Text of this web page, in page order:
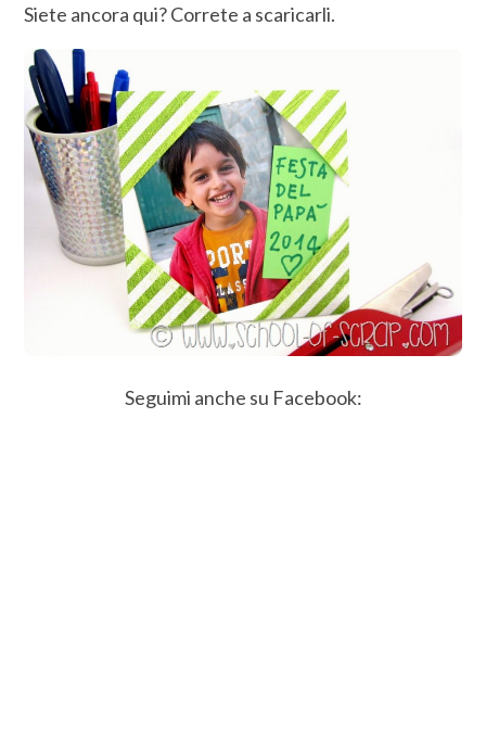
Siete ancora qui? Correte a scaricarli.
Seguimi anche su Facebook: